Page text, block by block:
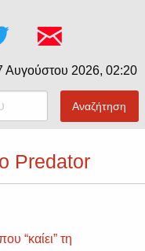
Αυγούστου 2026, 02:20
Αναζήτηση
Predator
“καίει” τη